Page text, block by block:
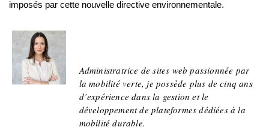
imposés par cette nouvelle directive environnementale.
Administratrice de sites web passionnée par
la mobilité verte, je possède plus de cinq ans
d’expérience dans la gestion et le
développement de plateformes dédiées à la
mobilité durable.